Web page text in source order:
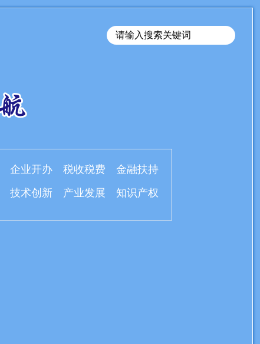
企业开办 税收税费
金融扶持
技术创新 产业发展 知识产权